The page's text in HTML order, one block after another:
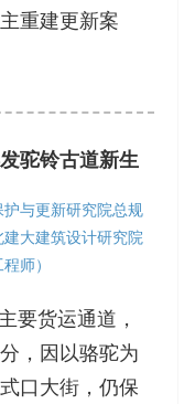
重建更新案
驼铃古道新生
与更新研究院总规
大建筑设计研究院
师）
要货运通道，
，因以骆驼为
口大街，仍保